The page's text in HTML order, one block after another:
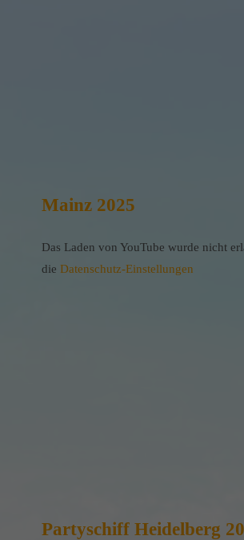
Mainz 2025
Das Laden von YouTube wurde nicht
die Datenschutz-Einstellungen
Partyschiff Heidelberg